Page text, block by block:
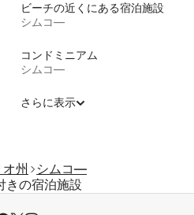
ビーチの近くにある宿泊施設
シムコ―
コンドミニアム
シムコ―
さらに表示
州
シムコ―
きの宿泊施設